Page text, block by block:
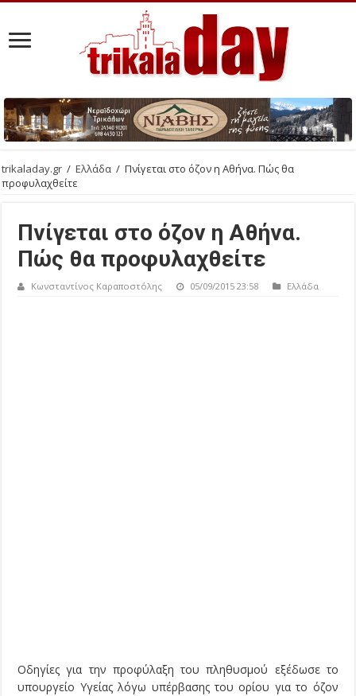
trikaladay.gr / Ελλάδα / Πνίγεται στο όζον η Αθήνα. Πώς θα
προφυλαχθείτε
Πνίγεται στο όζον η Αθήνα.
Πώς θα προφυλαχθείτε
Κωνσταντίνος Καραποστόλης 05/09/2015 23:58 Ελλάδα
Οδηγίες για την προφύλαξη του πληθυσμού εξέδωσε το
υπουργείο Υγείας λόγω υπέρβασης του ορίου για το όζον